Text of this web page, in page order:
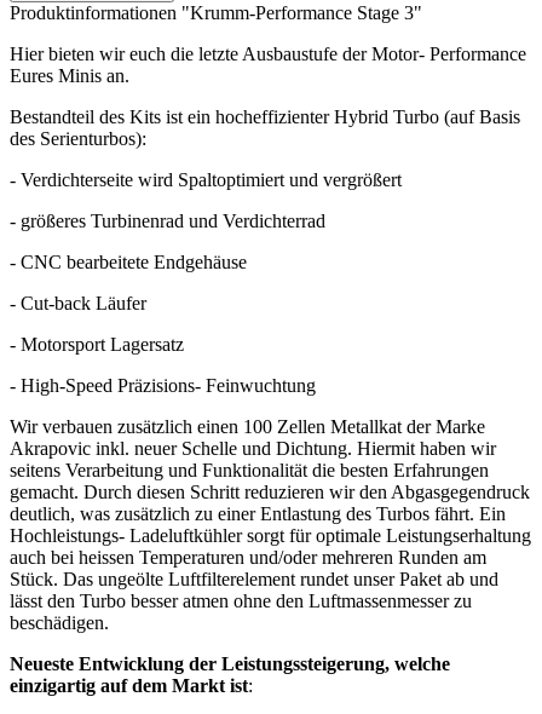
Produktinformationen "Krumm-Performance Stage 3"
Hier bieten wir euch die letzte Ausbaustufe der Motor- Performance
Eures Minis an.
Bestandteil des Kits ist ein hocheffizienter Hybrid Turbo (auf Basis
des Serienturbos):
- Verdichterseite wird Spaltoptimiert und vergrößert
- größeres Turbinenrad und Verdichterrad
- CNC bearbeitete Endgehäuse
- Cut-back Läufer
- Motorsport Lagersatz
- High-Speed Präzisions- Feinwuchtung
Wir verbauen zusätzlich einen 100 Zellen Metallkat der Marke
Akrapovic inkl. neuer Schelle und Dichtung. Hiermit haben wir
seitens Verarbeitung und Funktionalität die besten Erfahrungen
gemacht. Durch diesen Schritt reduzieren wir den Abgasgegendruck
deutlich, was zusätzlich zu einer Entlastung des Turbos fährt. Ein
Hochleistungs- Ladeluftkühler sorgt für optimale Leistungserhaltung
auch bei heissen Temperaturen und/oder mehreren Runden am
Stück. Das ungeölte Luftfilterelement rundet unser Paket ab und
lässt den Turbo besser atmen ohne den Luftmassenmesser zu
beschädigen.
Neueste Entwicklung der Leistungssteigerung, welche
einzigartig auf dem Markt ist: